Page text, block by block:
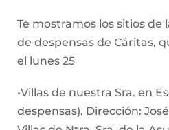
Te mostramos los sitios
de despensas de Cáritas,
el lunes 25
•Villas de nuestra Sra. en
despensas). Dirección: